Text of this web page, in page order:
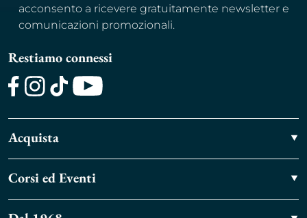
acconsento a ricevere gratuitamente newsletter e
comunicazioni promozionali.
Restiamo connessi
Acquista
Corsi ed Eventi